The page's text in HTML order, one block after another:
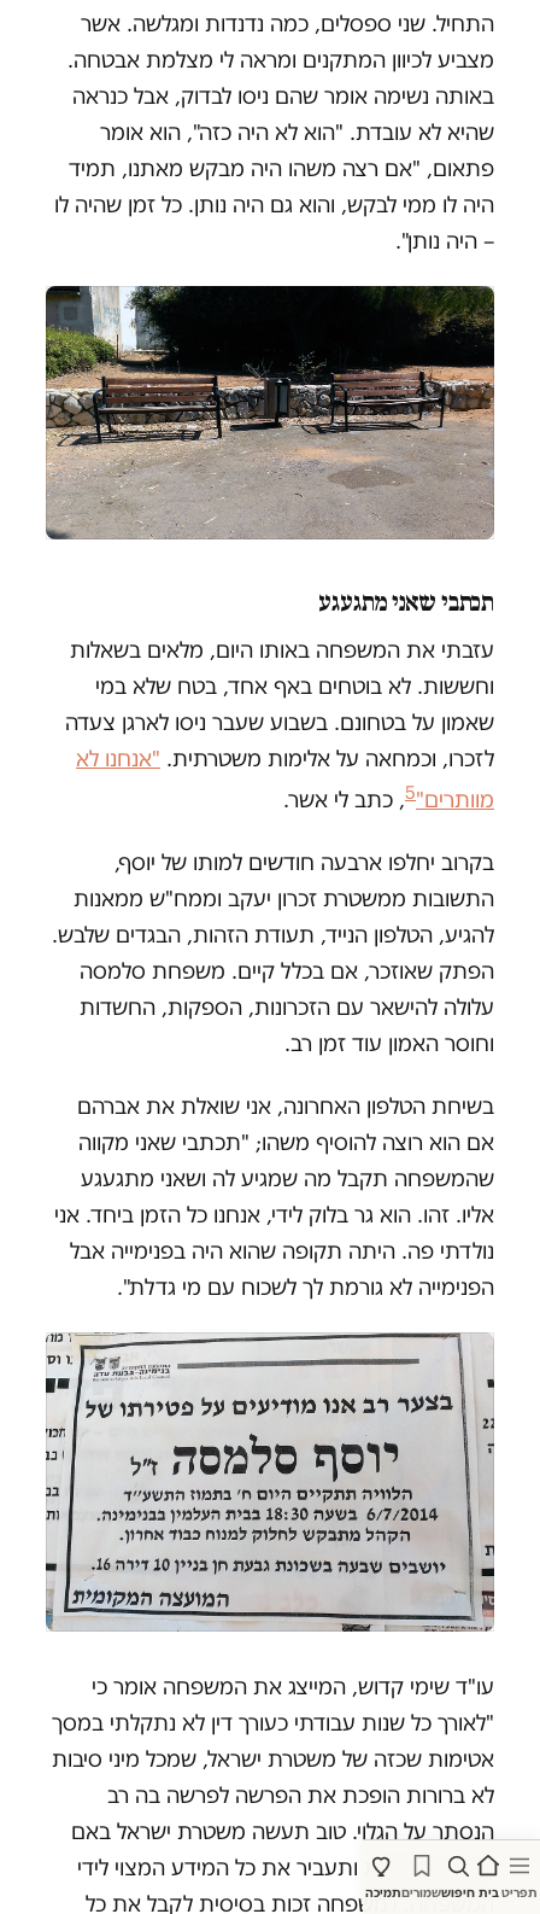
תפריטבית חיפוששמוריםתמיכה
התחיל. שני ספסלים, כמה נדנדות ומגלשה. אשר
מצביע לכיוון המתקנים ומראה לי מצלמת אבטחה.
באותה נשימה אומר שהם ניסו לבדוק, אבל כנראה
שהיא לא עובדת. "הוא לא היה כזה", הוא אומר
פתאום, "אם רצה משהו היה מבקש מאתנו, תמיד
היה לו ממי לבקש, והוא גם היה נותן. כל זמן שהיה לו
– היה נותן".
תכתבי שאני מתגעגע
עזבתי את המשפחה באותו היום, מלאים בשאלות
וחששות. לא בוטחים באף אחד, בטח שלא במי
שאמון על בטחונם. בשבוע שעבר ניסו לארגן צעדה
לזכרו, וכמחאה על אלימות משטרתית. "אנחנו לא
מוותרים"5, כתב לי אשר.
בקרוב יחלפו ארבעה חודשים למותו של יוסף,
התשובות ממשטרת זכרון יעקב וממח"ש ממאנות
להגיע, הטלפון הנייד, תעודת הזהות, הבגדים שלבש.
הפתק שאוזכר, אם בכלל קיים. משפחת סלמסה
עלולה להישאר עם הזכרונות, הספקות, החשדות
וחוסר האמון עוד זמן רב.
בשיחת הטלפון האחרונה, אני שואלת את אברהם
אם הוא רוצה להוסיף משהו; "תכתבי שאני מקווה
שהמשפחה תקבל מה שמגיע לה ושאני מתגעגע
אליו. זהו. הוא גר בלוק לידי, אנחנו כל הזמן ביחד. אני
נולדתי פה. היתה תקופה שהוא היה בפנימייה אבל
הפנימייה לא גורמת לך לשכוח עם מי גדלת".
עו"ד שימי קדוש, המייצג את המשפחה אומר כי
"לאורך כל שנות עבודתי כעורך דין לא נתקלתי במסך
אטימות שכזה של משטרת ישראל, שמכל מיני סיבות
לא ברורות הופכת את הפרשה לפרשה בה רב
הנסתר על הגלוי. טוב תעשה משטרת ישראל באם
תנהג בשקיפות ותעביר את כל המידע המצוי לידי
המשפחה. למשפחה זכות בסיסית לקבל את כל